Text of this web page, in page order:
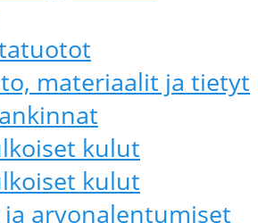
materiaalit ja tietyt
kulut
kulut
ja arvonalentumiset